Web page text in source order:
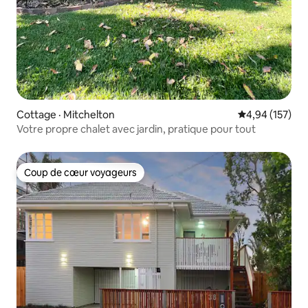
Cottage · Mitchelton Note
4,94 (157)
Votre propre chalet avec jardin, pratique pour tout
Coup de cœur voyageurs
Coup de cœur voyageurs